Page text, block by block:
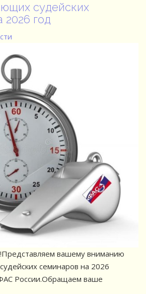
судейских
2026 год
вашему вниманию
семинаров на 2026
России.Обращаем ваше